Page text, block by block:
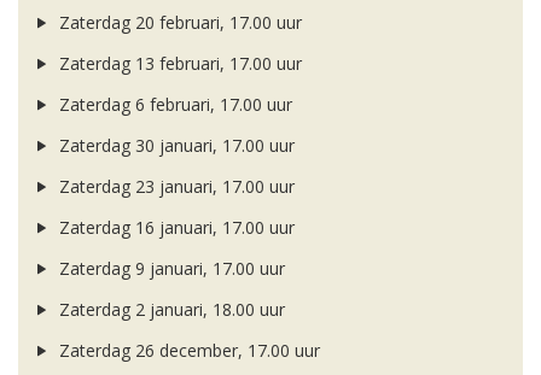
Zaterdag 20 februari, 17.00 uur
Zaterdag 13 februari, 17.00 uur
Zaterdag 6 februari, 17.00 uur
Zaterdag 30 januari, 17.00 uur
Zaterdag 23 januari, 17.00 uur
Zaterdag 16 januari, 17.00 uur
Zaterdag 9 januari, 17.00 uur
Zaterdag 2 januari, 18.00 uur
Zaterdag 26 december, 17.00 uur